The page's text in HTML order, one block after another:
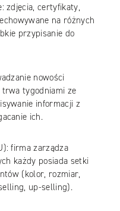
zdjęcia, certyfikaty,
na różnych
przypisanie do
nowości
tygodniami ze
informacji z
ich.
firma zarządza
każdy posiada setki
(kolor, rozmiar,
up-selling).